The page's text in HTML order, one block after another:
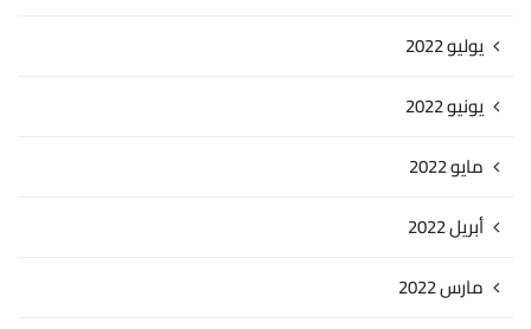
يوليو 2022
يونيو 2022
مايو 2022
أبريل 2022
مارس 2022